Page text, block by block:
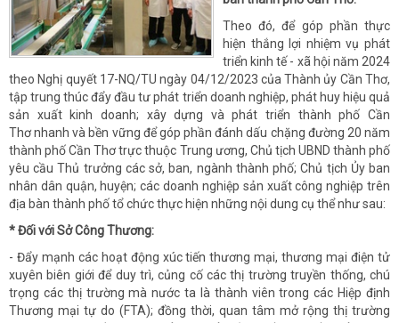
Theo đó, để góp phần thực
hiện thắng lợi nhiệm vụ phát
triển kinh tế - xã hội năm 2024
theo Nghị quyết 17-NQ/TU ngày 04/12/2023 của Thành ủy Cần Thơ,
tập trung thúc đẩy đầu tư phát triển doanh nghiệp, phát huy hiệu quả
sản xuất kinh doanh; xây dựng và phát triển thành phố Cần
Thơ nhanh và bền vững để góp phần đánh dấu chặng đường 20 năm
thành phố Cần Thơ trực thuộc Trung ương, Chủ tịch UBND thành phố
yêu cầu Thủ trưởng các sở, ban, ngành thành phố; Chủ tịch Ủy ban
nhân dân quận, huyện; các doanh nghiệp sản xuất công nghiệp trên
địa bàn thành phố tổ chức thực hiện những nội dung cụ thể như sau:
* Đối vớiSở Công Thương:
- Đẩy mạnh các hoạt động xúc tiến thương mại, thương mại điện tử
xuyên biên giới để duy trì, củng cố các thị trường truyền thống, chú
trọng các thị trường mà nước ta là thành viên trong các Hiệp định
Thương mại tự do (FTA); đồng thời, quan tâm mở rộng thị trường